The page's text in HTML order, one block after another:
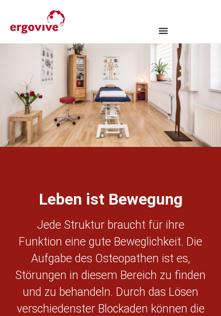
Leben ist Bewegung
Jede Struktur braucht für ihre
Funktion eine gute Beweglichkeit. Die
Aufgabe des Osteopathen ist es,
Störungen in diesem Bereich zu finden
und zu behandeln. Durch das Lösen
verschiedenster Blockaden können die